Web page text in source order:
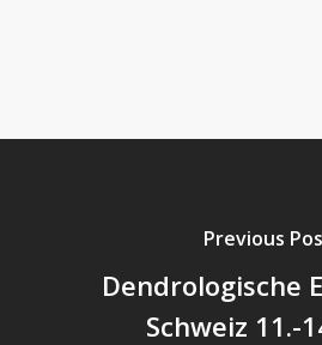
Previous
Dendrologische
Schweiz 11.-